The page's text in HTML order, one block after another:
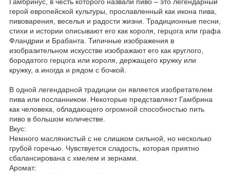
герой европейской культуры, прославленный как икона пива,
пивоварения, веселья и радости жизни. Традиционные песни,
стихи и истории описывают его как короля, герцога или графа
Фландрии и Брабанта. Типичные изображения в
изобразительном искусстве изображают его как круглого,
бородатого герцога или короля, держащего кружку или
кружку, а иногда и рядом с бочкой.
В одной легендарной традиции он является изобретателем
пива или посланником. Некоторые представляют Гамбрина
как человека, обладающего огромной способностью пить
пиво в большом количестве.
Вкус:
Немного маслянистый с не слишком сильной, но несколько
грубой горечью. Чувствуется сладость, которая приятно
сбалансирована с хмелем и зернами.
Аромат: